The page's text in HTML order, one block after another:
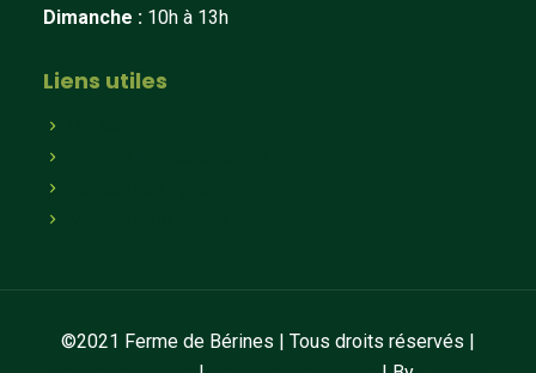
Dimanche : 10h à 13h
Liens utiles
©2021 Ferme de Bérines | Tous droits réservés |